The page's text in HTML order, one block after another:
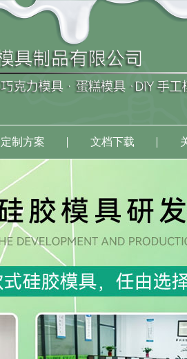
定制方案 文档下载